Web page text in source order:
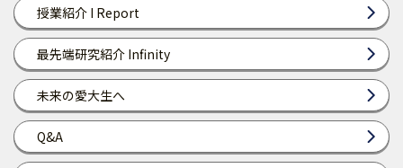
授業紹介 I Report
最先端研究紹介 Infinity
未来の愛大生へ
Q&A